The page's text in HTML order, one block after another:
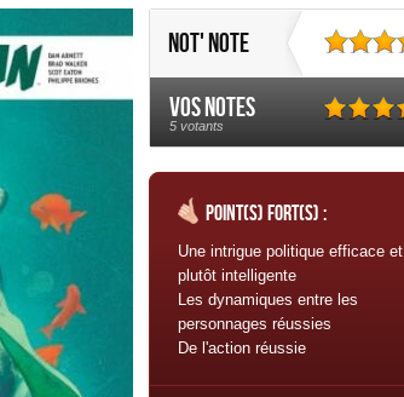
Not' note
Vos notes
5 votants
Point(s) fort(s) :
Une intrigue politique efficace et
plutôt intelligente
Les dynamiques entre les
personnages réussies
De l'action réussie